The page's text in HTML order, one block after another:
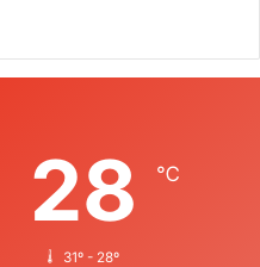
28 ℃
31º - 28º